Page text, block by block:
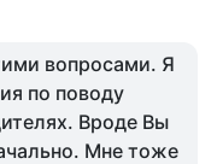
вопросами. Я
по поводу
Вроде Вы
Мне тоже